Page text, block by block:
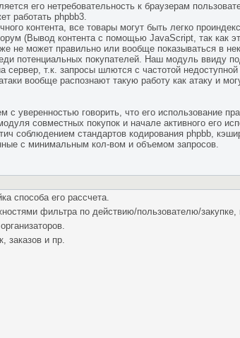
его нетребовательность к браузерам
работать phpbb3.
контента, все товары могут быть легко
(Вывод контента с помощью JavaScript, так как
не может правильно или вообще показываться в
потенциальных покупателей. Наш модуль ввиду
т.к. запросы шлются с частотой
вообще распознают такую работу как атаку и
уверенностью говорить, что его использование
совместных покупок и начале активного его
соблюдением стандартов кодирования phpbb,
с минимальным кол-вом и объемом запросов.
способа его рассчета.
фильтра по действию/пользователю/
заказов и пр.